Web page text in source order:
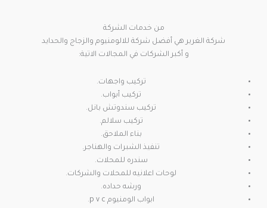
من خدمات الشركة
شركة الغرير هي أفضل شركة للالومنيوم والزجاج والحدايد
و أكبر الشركات في المجالات الاتية:
تركيب واجهات.
تركيب أبواب.
تركيب سندوتش بانل.
تركيب سلالم.
بناء الملاحق.
تنفيذ الشبرات والهناجر.
سندره للمحلات.
لوحات اعلانيه للمحلات والشركات.
ورشه حداده.
ابواب الومنيوم p v c.